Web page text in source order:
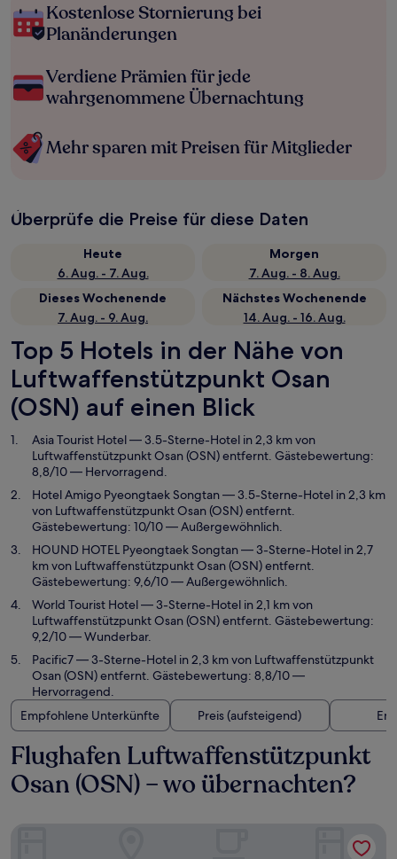
Kostenlose Stornierung bei
Planänderungen
Verdiene Prämien für jede
wahrgenommene Übernachtung
Mehr sparen mit Preisen für Mitglieder
Überprüfe die Preise für diese Daten
Heute
6. Aug. - 7. Aug.
Morgen
7. Aug. - 8. Aug.
Dieses Wochenende
7. Aug. - 9. Aug.
Nächstes Wochenende
14. Aug. - 16. Aug.
Top 5 Hotels in der Nähe von
Luftwaffenstützpunkt Osan
(OSN) auf einen Blick
Asia Tourist Hotel— 3.5-Sterne-Hotel in 2,3 km von
Luftwaffenstützpunkt Osan (OSN) entfernt. Gästebewertung:
8,8/10 — Hervorragend.
Hotel Amigo Pyeongtaek Songtan— 3.5-Sterne-Hotel in 2,3 km
von Luftwaffenstützpunkt Osan (OSN) entfernt.
Gästebewertung: 10/10 — Außergewöhnlich.
HOUND HOTEL Pyeongtaek Songtan— 3-Sterne-Hotel in 2,7
km von Luftwaffenstützpunkt Osan (OSN) entfernt.
Gästebewertung: 9,6/10 — Außergewöhnlich.
World Tourist Hotel— 3-Sterne-Hotel in 2,1 km von
Luftwaffenstützpunkt Osan (OSN) entfernt. Gästebewertung:
9,2/10 — Wunderbar.
Pacific7— 3-Sterne-Hotel in 2,3 km von Luftwaffenstützpunkt
Osan (OSN) entfernt. Gästebewertung: 8,8/10 —
Hervorragend.
Empfohlene Unterkünfte
Preis (aufsteigend)
Flughafen Luftwaffenstützpunkt
Osan (OSN) – wo übernachten?